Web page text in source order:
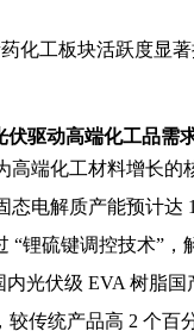
化工板块活跃度显
伏驱动高端化工品需
端化工材料增长的
态电解质产能预计达
“锂硫键调控技术”
内光伏级 EVA 树脂
传统产品高 2 个百